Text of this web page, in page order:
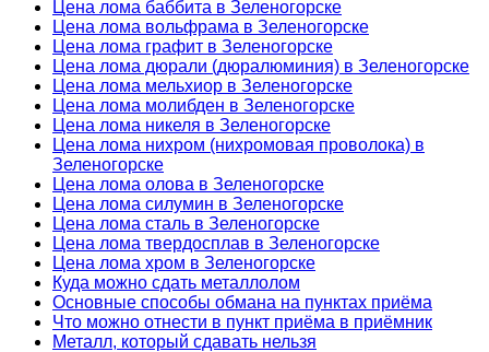
Цена лома баббита в Зеленогорске
Цена лома вольфрама в Зеленогорске
Цена лома графит в Зеленогорске
Цена лома дюрали (дюралюминия) в Зеленогорске
Цена лома мельхиор в Зеленогорске
Цена лома молибден в Зеленогорске
Цена лома никеля в Зеленогорске
Цена лома нихром (нихромовая проволока) в
Зеленогорске
Цена лома олова в Зеленогорске
Цена лома силумин в Зеленогорске
Цена лома сталь в Зеленогорске
Цена лома твердосплав в Зеленогорске
Цена лома хром в Зеленогорске
Куда можно сдать металлолом
Основные способы обмана на пунктах приёма
Что можно отнести в пункт приёма в приёмник
Металл, который сдавать нельзя